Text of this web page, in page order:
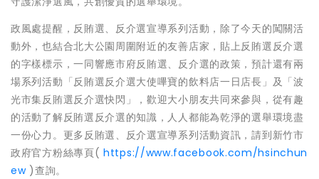
政風處提醒，反賄選、反介選宣導系列活動，除了今天的闖關活
動外，也結合北大公園周圍附近的友善店家，貼上反賄選反介選
的字樣標示，一同響應市府反賄選、反介選的政策，預計還有兩
場系列活動「反賄選反介選大使嗶寶的飲料店一日店長」及「波
光市集反賄選反介選快閃」，歡迎大小朋友共同來參與，從有趣
的活動了解反賄選反介選的知識，人人都能為乾淨的選舉環境盡
一份心力。更多反賄選、反介選宣導系列活動資訊，請到新竹市
政府官方粉絲專頁( https://www.facebook.com/hsinchun
ew)查詢。